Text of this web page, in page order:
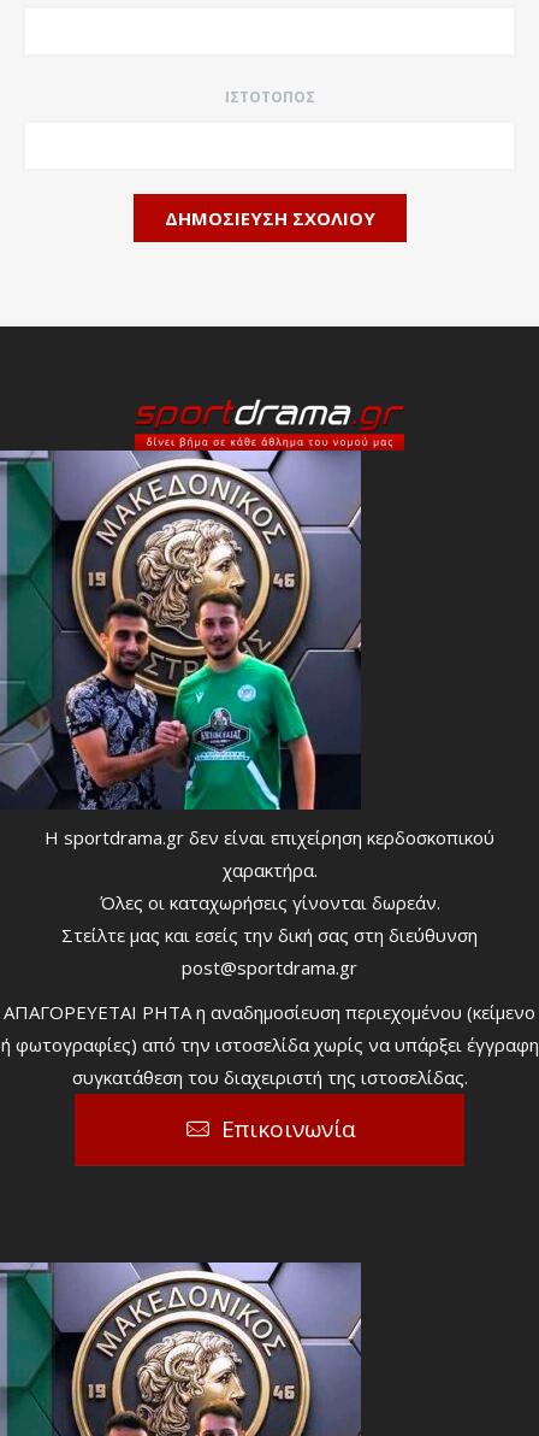
ΙΣΤΌΤΟΠΟΣ
Η sportdrama.gr δεν είναι επιχείρηση κερδοσκοπικού
χαρακτήρα.
Όλες οι καταχωρήσεις γίνονται δωρεάν.
Στείλτε μας και εσείς την δική σας στη διεύθυνση
post@sportdrama.gr
ΑΠΑΓΟΡΕΥΕΤΑΙ ΡΗΤΑ η αναδημοσίευση περιεχομένου (κείμενο
ή φωτογραφίες) από την ιστοσελίδα χωρίς να υπάρξει έγγραφη
συγκατάθεση του διαχειριστή της ιστοσελίδας.
Επικοινωνία